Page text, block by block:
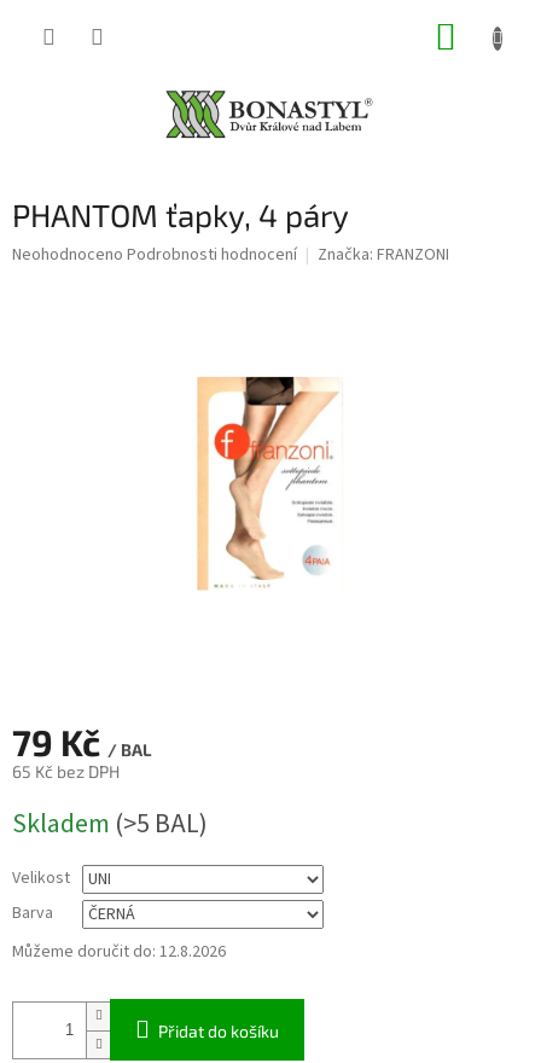
PHANTOM ťapky, 4 páry
Průměrné
Neohodnoceno Podrobnosti hodnocení Značka: FRANZONI
79 Kč / BAL
65 Kč bez DPH
cena:
Skladem (>5 BAL)
Velikost
Barva
Můžeme doručit do: 12.8.2026
Přidat do košíku